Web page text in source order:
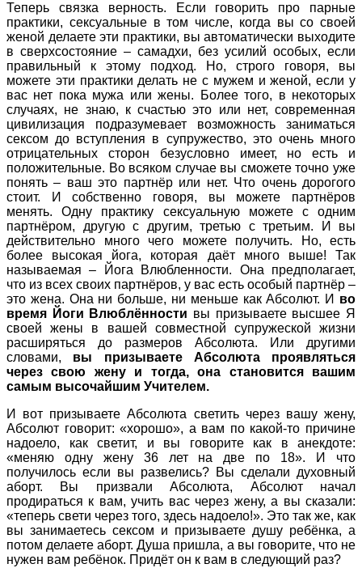
Теперь связка верность. Если говорить про парные
практики, сексуальные в том числе, когда вы со своей
женой делаете эти практики, вы автоматически выходите
в сверхсостояние – самадхи, без усилий особых, если
правильный к этому подход. Но, строго говоря, вы
можете эти практики делать не с мужем и женой, если у
вас нет пока мужа или жены. Более того, в некоторых
случаях, не знаю, к счастью это или нет, современная
цивилизация подразумевает возможность заниматься
сексом до вступления в супружество, это очень много
отрицательных сторон безусловно имеет, но есть и
положительные. Во всяком случае вы сможете точно уже
понять – ваш это партнёр или нет. Что очень дорогого
стоит. И собственно говоря, вы можете партнёров
менять. Одну практику сексуальную можете с одним
партнёром, другую с другим, третью с третьим. И вы
действительно много чего можете получить. Но, есть
более высокая йога, которая даёт много выше! Так
называемая – Йога Влюбленности. Она предполагает,
что из всех своих партнёров, у вас есть особый партнёр –
это жена. Она ни больше, ни меньше как Абсолют. И во
время Йоги Влюблённости вы призываете высшее Я
своей жены в вашей совместной супружеской жизни
расширяться до размеров Абсолюта. Или другими
словами, вы призываете Абсолюта проявляться
через свою жену и тогда, она становится вашим
самым высочайшим Учителем.
И вот призываете Абсолюта светить через вашу жену,
Абсолют говорит: «хорошо», а вам по какой-то причине
надоело, как светит, и вы говорите как в анекдоте:
«меняю одну жену 36 лет на две по 18». И что
получилось если вы развелись? Вы сделали духовный
аборт. Вы призвали Абсолюта, Абсолют начал
продираться к вам, учить вас через жену, а вы сказали:
«теперь свети через того, здесь надоело!». Это так же, как
вы занимаетесь сексом и призываете душу ребёнка, а
потом делаете аборт. Душа пришла, а вы говорите, что не
нужен вам ребёнок. Придёт он к вам в следующий раз?